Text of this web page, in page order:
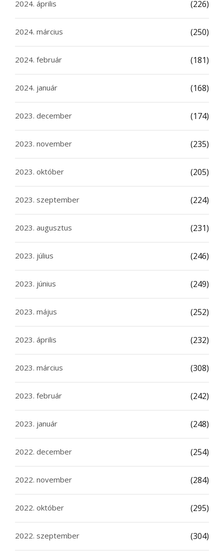
2024. április (226)
2024. március (250)
2024. február (181)
2024. január (168)
2023. december (174)
2023. november (235)
2023. október (205)
2023. szeptember (224)
2023. augusztus (231)
2023. július (246)
2023. június (249)
2023. május (252)
2023. április (232)
2023. március (308)
2023. február (242)
2023. január (248)
2022. december (254)
2022. november (284)
2022. október (295)
2022. szeptember (304)